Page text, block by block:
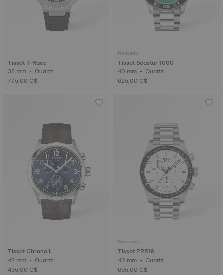
Tissot T-Race
38 mm • Quartz
775,00 C$
Nouveau
Tissot Seastar 1000
40 mm • Quartz
625,00 C$
Tissot Chrono L
42 mm • Quartz
495,00 C$
Nouveau
Tissot PR516
40 mm • Quartz
695,00 C$